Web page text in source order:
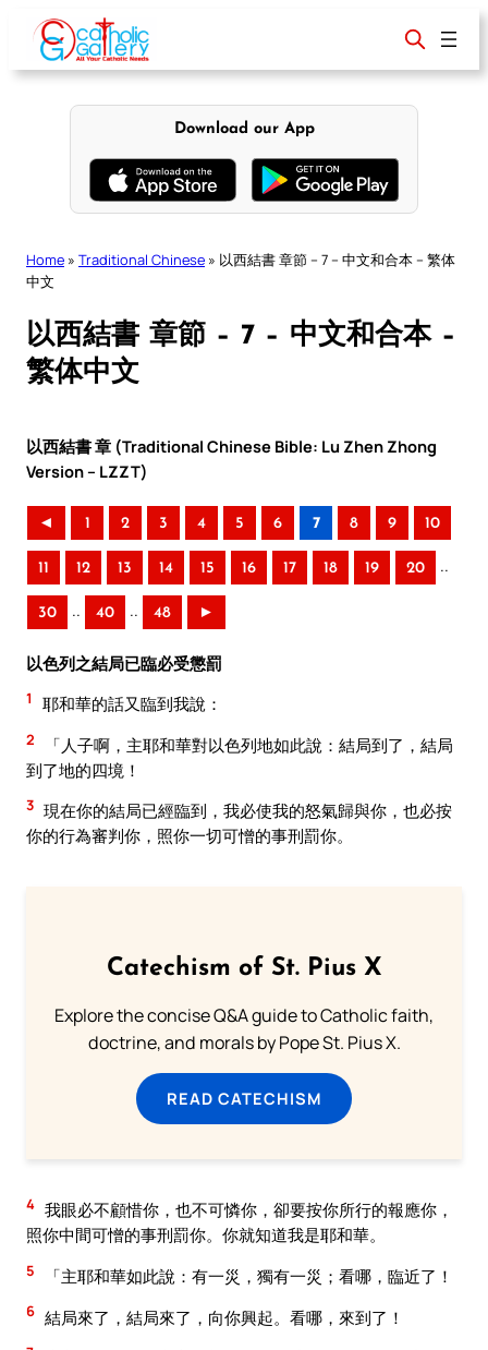
content
Download our App
Home » Traditional Chinese » 以西結書 章節 – 7 – 中文和合本 – 繁体
中文
以西結書 章節 – 7 – 中文和合本 –
繁体中文
以西結書 章 (Traditional Chinese Bible: Lu Zhen Zhong
Version – LZZT)
◄ 1 2 3 4 5 6 7 8 9 10
11 12 13 14 15 16 17 18 19 20 ..
30 .. 40 .. 48 ►
以色列之結局已臨必受懲罰
1 耶和華的話又臨到我說：
2
「人子啊，主耶和華對以色列地如此說：結局到了，結局
到了地的四境！
3 現在你的結局已經臨到，我必使我的怒氣歸與你，也必按
你的行為審判你，照你一切可憎的事刑罰你。
Catechism of St. Pius X
Explore the concise Q&A guide to Catholic faith,
doctrine, and morals by Pope St. Pius X.
READ CATECHISM
4 我眼必不顧惜你，也不可憐你，卻要按你所行的報應你，
照你中間可憎的事刑罰你。你就知道我是耶和華。
5 「主耶和華如此說：有一災，獨有一災；看哪，臨近了！
6 結局來了，結局來了，向你興起。看哪，來到了！